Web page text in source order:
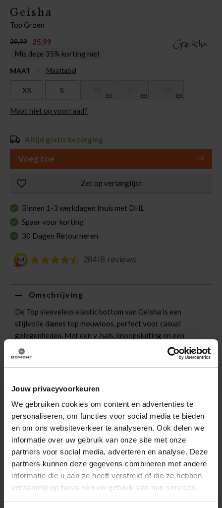
Jouw privacyvoorkeuren
We gebruiken cookies om content en advertenties te
personaliseren, om functies voor social media te bieden
en om ons websiteverkeer te analyseren. Ook delen we
informatie over uw gebruik van onze site met onze
partners voor social media, adverteren en analyse. Deze
partners kunnen deze gegevens combineren met andere
informatie die u aan ze heeft verstrekt of die ze hebben
verzameld op basis van uw gebruik van hun services.
Geisha
Top Groen
39,99
25,99
Mis deze 35% korting niet
MAAT Maattabel
XS S
Maat niet op voorraad?
Altijd gratis bezorging
Voeg toe
Zet op verlanglijst
Binnen 1-3 werkdagen thuis met DHL
Spaar voor korting
30 Dagen Retourneren
Artikelnummer
236888-GR
Leveranciersnummer
42405-24
Categorie
Mouwloos
Doelgroep
Dames
Kleur
Groen
Kwaliteit
100% Viscose
Omschrijving
De Top sleeveless elastic bottom van Geisha is een
stijlvolle dames top mouwloos, perfect voor casual
gelegenheden. Met een v-hals, knoopsluiting en een
regular pasvorm, biedt deze top comfort en stijl. Het effen
patroon en de mouwloze snit maken het veelzijdig en
modern.
Altijd gratis bezorging
Bezorging is altijd gratis, binnen 1-3 werkdagen
thuisgeleverd met DHL.
Retourneren
Binnen 30 dagen eenvoudig retourneren via DHL voor
slechts € 4,95 of op eigen kosten via PostNL. In de